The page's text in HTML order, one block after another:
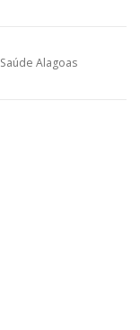
Saúde Alagoas